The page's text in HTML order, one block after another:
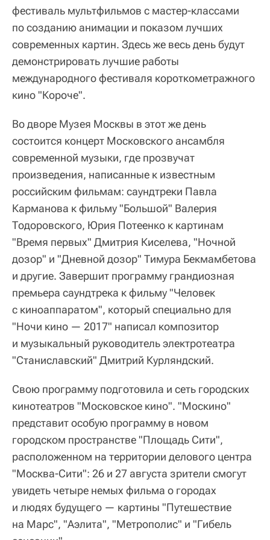
фестиваль мультфильмов с мастер-классами
по созданию анимации и показом лучших
современных картин. Здесь же весь день будут
демонстрировать лучшие работы
международного фестиваля короткометражного
кино "Короче".
Во дворе Музея Москвы в этот же день
состоится концерт Московского ансамбля
современной музыки, где прозвучат
произведения, написанные к известным
российским фильмам: саундтреки Павла
Карманова к фильму "Большой" Валерия
Тодоровского, Юрия Потеенко к картинам
"Время первых" Дмитрия Киселева, "Ночной
дозор" и "Дневной дозор" Тимура Бекмамбетова
и другие. Завершит программу грандиозная
премьера саундтрека к фильму "Человек
с киноаппаратом", который специально для
"Ночи кино — 2017" написал композитор
и музыкальный руководитель электротеатра
"Станиславский" Дмитрий Курляндский.
Свою программу подготовила и сеть городских
кинотеатров "Московское кино". "Москино"
представит особую программу в новом
городском пространстве "Площадь Сити",
расположенном на территории делового центра
"Москва-Сити": 26 и 27 августа зрители смогут
увидеть четыре немых фильма о городах
и людях будущего — картины "Путешествие
на Марс", "Аэлита", "Метрополис" и "Гибель